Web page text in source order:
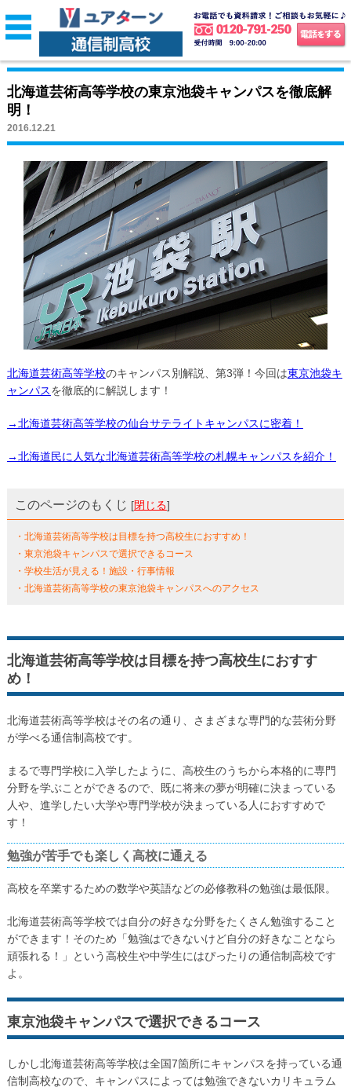
北海道芸術高等学校の東京池袋キャンパスを徹底解
明！
2016.12.21
北海道芸術高等学校のキャンパス別解説、第3弾！今回は東京池袋キ
ャンパスを徹底的に解説します！
→北海道芸術高等学校の仙台サテライトキャンパスに密着！
→北海道民に人気な北海道芸術高等学校の札幌キャンパスを紹介！
このページのもくじ [閉じる]
・北海道芸術高等学校は目標を持つ高校生におすすめ！
・東京池袋キャンパスで選択できるコース
・学校生活が見える！施設・行事情報
・北海道芸術高等学校の東京池袋キャンパスへのアクセス
北海道芸術高等学校は目標を持つ高校生におすす
め！
北海道芸術高等学校はその名の通り、さまざまな専門的な芸術分野
が学べる通信制高校です。
まるで専門学校に入学したように、高校生のうちから本格的に専門
分野を学ぶことができるので、既に将来の夢が明確に決まっている
人や、進学したい大学や専門学校が決まっている人におすすめで
す！
勉強が苦手でも楽しく高校に通える
高校を卒業するための数学や英語などの必修教科の勉強は最低限。
北海道芸術高等学校では自分の好きな分野をたくさん勉強すること
ができます！そのため「勉強はできないけど自分の好きなことなら
頑張れる！」という高校生や中学生にはぴったりの通信制高校です
よ。
東京池袋キャンパスで選択できるコース
しかし北海道芸術高等学校は全国7箇所にキャンパスを持っている通
信制高校なので、キャンパスによっては勉強できないカリキュラム